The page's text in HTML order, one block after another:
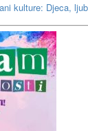
kulture: Djeca,